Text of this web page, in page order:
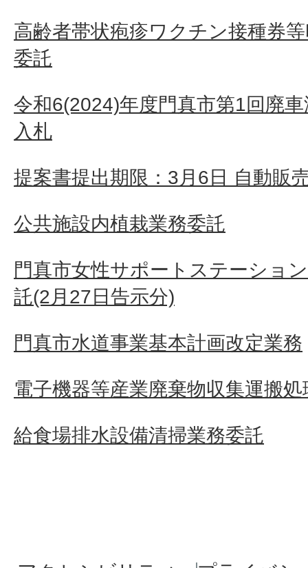
高齢者帯状疱疹ワクチン接種券
委託
令和6(2024)年度門真市第1回廃
入札
提案書提出期限：3月6日 自動販
公共施設内植栽業務委託
門真市女性サポートステーショ
託(2月27日告示分)
門真市水道事業基本計画改定業務
電子機器等産業廃棄物収集運搬
給食場排水設備清掃業務委託